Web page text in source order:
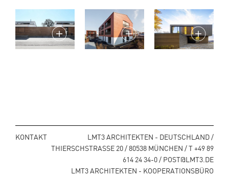
KONTAKT
LMT3 ARCHITEKTEN - DEUTSCHLAND /
THIERSCHSTRASSE 20 / 80538 MÜNCHEN / T +49 89
614 24 34-0 / POST@LMT3.DE
LMT3 ARCHITEKTEN - KOOPERATIONSBÜRO